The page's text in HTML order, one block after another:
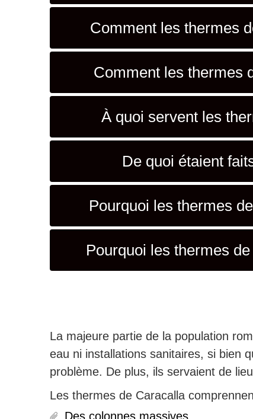
Comment les thermes
Comment les thermes
À quoi servent les
De quoi étaient
Pourquoi les thermes
Pourquoi les thermes
La majeure partie de la population
eau ni installations sanitaires, si bien
problème. De plus, ils servaient de
Les thermes de Caracalla
Des colonnes massives.